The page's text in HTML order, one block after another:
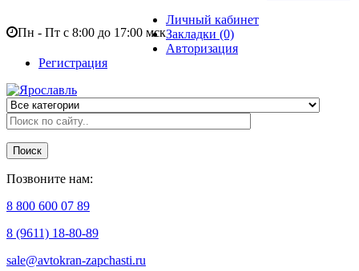
Пн - Пт с 8:00 до 17:00 мск
Личный кабинет
Закладки (0)
Авторизация
Регистрация
Поиск
Позвоните нам:
8 800 600 07 89
8 (9611) 18-80-89
sale@avtokran-zapchasti.ru